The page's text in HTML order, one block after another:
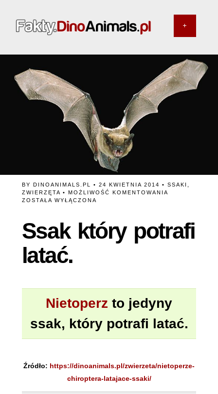
BY DINOANIMALS.PL • 24 KWIETNIA 2014 • SSAKI
ZWIERZĘTA • MOŻLIWOŚĆ KOMENTOWANIASSAK
ZOSTAŁA WYŁĄCZONA
Ssak który potrafi
latać.
Nietoperz to jedyny
ssak, który potrafi latać.
Źródło: https://dinoanimals.pl/zwierzeta/nietoperze-
chiroptera-latajace-ssaki/